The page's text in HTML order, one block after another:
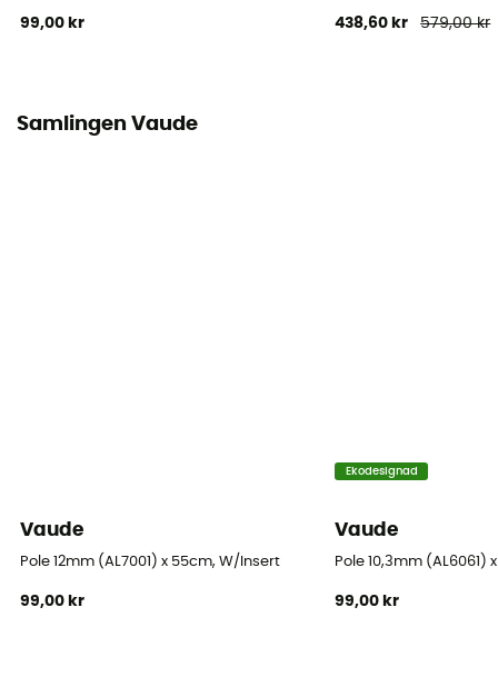
99,00 kr 438,60 kr 579,00 kr
Samlingen Vaude
Vaude
Pole 12mm (AL7001) x 55cm, W/Insert
99,00 kr
Ekodesignad
Vaude
Pole 10,3mm (AL6061)
99,00 kr